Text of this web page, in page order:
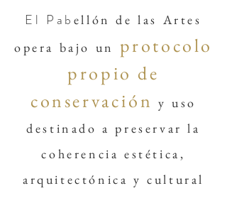
El Pab ellón de las Artes
opera bajo un protocolo
propio de
conservación y uso
destinado a preservar la
coherencia estética,
arquitectónica y cultural